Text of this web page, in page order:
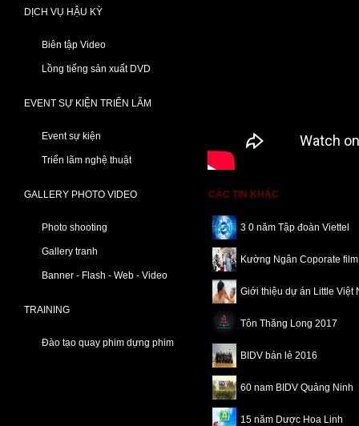
DỊCH VỤ HẬU KỲ
Biên tập Video
Lồng tiếng sản xuất DVD
EVENT SỰ KIỆN TRIỂN LÃM
Event sự kiện
Triển lãm nghệ thuật
GALLERY PHOTO VIDEO
Photo shooting
Gallery tranh
Banner - Flash - Web - Video
TRAINING
Đào tạo quay phim dựng phim
CÁC TIN KHÁC
3 0 năm Tập đoàn Viettel
Kường Ngân Coporate film
Giới thiệu dự án Little Việt
Tôn Thăng Long 2017
BIDV bán lẻ 2016
60 nam BIDV Quảng Ninh
15 năm Dược Hoa Linh